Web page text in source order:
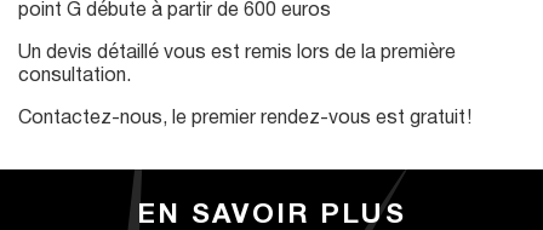
point G débute à partir de 600 euros
Un devis détaillé vous est remis lors de la première
consultation.
Contactez-nous, le premier rendez-vous est gratuit !
EN SAVOIR PLUS